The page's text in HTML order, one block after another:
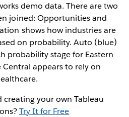
demo data. There are two
joined: Opportunities and
shows how industries are
on probability. Auto (blue)
probability stage for Eastern
appears to rely on
your own Tableau
Try It for Free